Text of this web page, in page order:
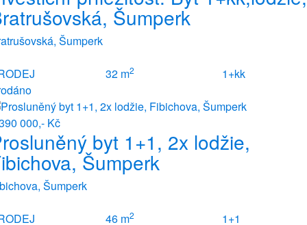
Šumperk
Šumperk
32 m2
1+kk
000,- Kč
byt 1+1, 2x lodžie,
Šumperk
Šumperk
46 m2
1+1